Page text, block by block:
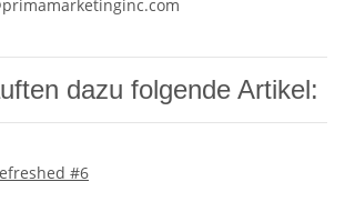
dazu folgende Artikel: